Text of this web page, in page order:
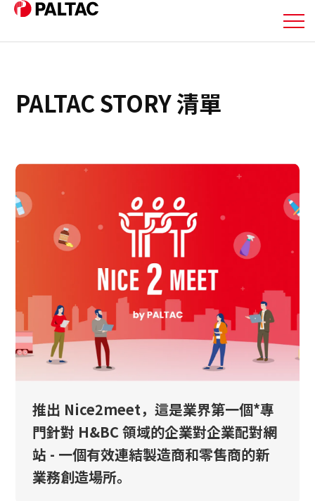
我們的業務
企業資訊
永續發展
永續發展
聯絡我們
PALTAC STORY 清單
推出 Nice2meet，這是業界第一個*專
門針對 H&BC 領域的企業對企業配對網
站 - 一個有效連結製造商和零售商的新
業務創造場所。